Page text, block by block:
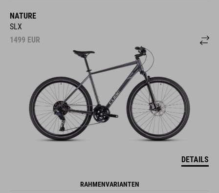
NATURE
SLX
1499 EUR
DETAILS
RAHMENVARIANTEN